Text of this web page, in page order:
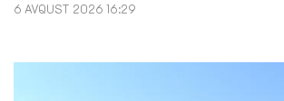
6 AVQUST 2026 16:29